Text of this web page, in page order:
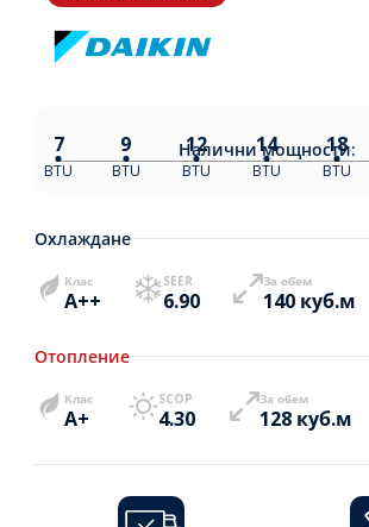
Наличнимощности:
7
BTU
9
BTU
12
BTU
14
BTU
18
BTU
Охлаждане
Клас
A++
SEER
6.90
За обем
140 куб.м
Отопление
Клас
A+
SCOP
4.30
За обем
128 куб.м